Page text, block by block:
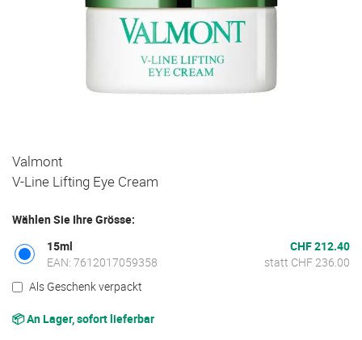
Zum
Anfang
der
springen
Valmont
V-Line Lifting Eye Cream
Wählen Sie Ihre Grösse:
15ml
EAN: 7612017059358
CHF 212.40
statt CHF 236.00
Als Geschenk verpackt
📦 An Lager, sofort lieferbar